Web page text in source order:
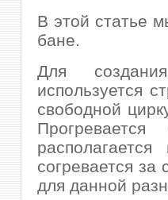
В этой статье
бане.
Для
используется
свободной
согревается
для данной